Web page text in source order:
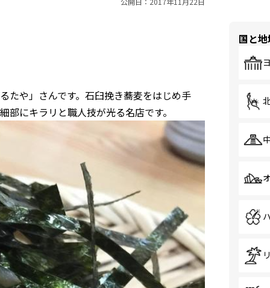
たや」さんです。石臼挽き蕎麦をはじめ手
にキラリと職人技が光る名店です。
国と